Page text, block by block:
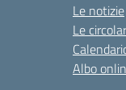
Le notizie
Le
Albo